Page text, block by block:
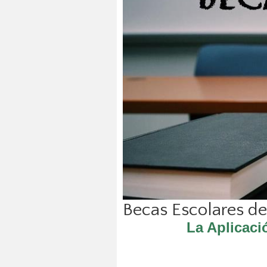
Becas Escolares
La